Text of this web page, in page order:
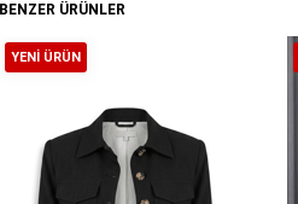
BENZER ÜRÜNLER
YENI ÜRÜN